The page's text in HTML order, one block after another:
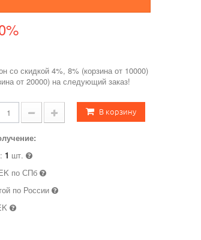
со скидкой 4%, 8% (корзина от 10000)
от 20000) на следующий заказ!
В корзину
1 шт.
по СПб
по России